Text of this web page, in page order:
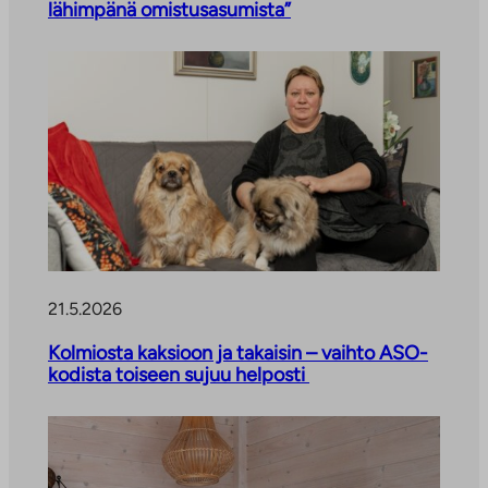
e
t
e
e
n
i
e
lähimpänä omistusasumista”
21.5.2026
Kolmiosta kaksioon ja takaisin – vaihto ASO-
kodista toiseen sujuu helposti